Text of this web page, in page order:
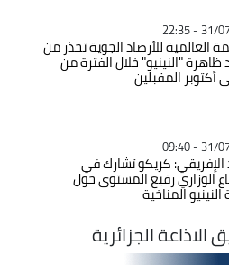
31/
العالمية للأرصاد الجوية تحذر من
"النينيو" خلال الفترة من
أكتوبر المقبلين
31/
الإفريقي: كريكو تشارك في
الوزاري رفيع المستوى حول
المناخية
الجزائرية